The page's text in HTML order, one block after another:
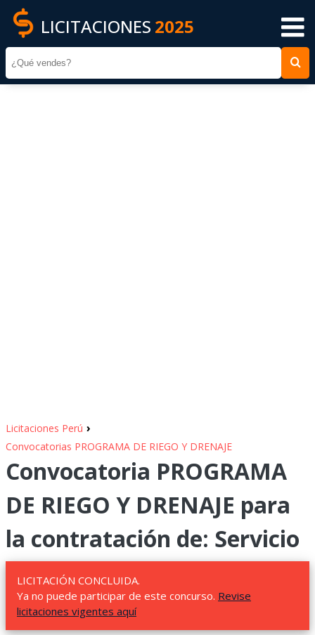
LICITACIONES 2025
Licitaciones Perú ›
Convocatorias PROGRAMA DE RIEGO Y DRENAJE
Convocatoria PROGRAMA
DE RIEGO Y DRENAJE para
la contratación de: Servicio
LICITACIÓN CONCLUIDA.
Ya no puede participar de este concurso. Revise
licitaciones vigentes aquí